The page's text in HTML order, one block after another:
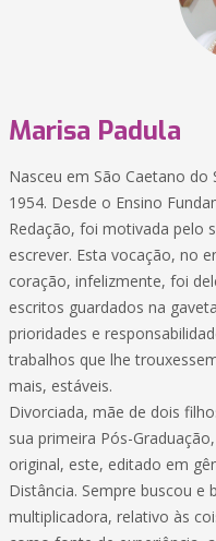
Marisa Padula
Nasceu em São Caetano do
1954. Desde o Ensino
Redação, foi motivada pelo
escrever. Esta vocação, no
coração, infelizmente, foi
escritos guardados na
prioridades e
trabalhos que lhe
mais, estáveis.
Divorciada, mãe de dois
sua primeira Pós-
original, este, editado em
Distância. Sempre buscou e
multiplicadora, relativo às